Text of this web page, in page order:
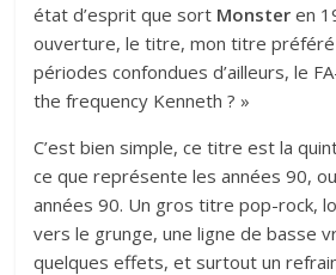
état d’esprit que sort Monster en
ouverture, le titre, mon titre
périodes confondues d’ailleurs, le
the frequency Kenneth ? »
C’est bien simple, ce titre est la
ce que représente les années 90,
années 90. Un gros titre pop-rock,
vers le grunge, une ligne de basse
quelques effets, et surtout un